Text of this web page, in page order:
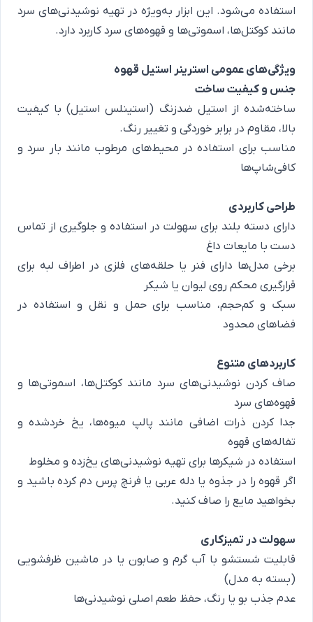
استفاده می‌شود. این ابزار به‌ویژه در تهیه نوشیدنی‌های سرد
مانند کوکتل‌ها، اسموتی‌ها و قهوه‌های سرد کاربرد دارد.
ویژگی‌های عمومی استرینر استیل قهوه
جنس و کیفیت ساخت
ساخته‌شده از استیل ضدزنگ (استینلس استیل) با کیفیت
بالا، مقاوم در برابر خوردگی و تغییر رنگ.
مناسب برای استفاده در محیط‌های مرطوب مانند بار سرد و
کافی‌شاپ‌ها
طراحی کاربردی
دارای دسته بلند برای سهولت در استفاده و جلوگیری از تماس
دست با مایعات داغ
برخی مدل‌ها دارای فنر یا حلقه‌های فلزی در اطراف لبه برای
قرارگیری محکم روی لیوان یا شیکر
سبک و کم‌حجم، مناسب برای حمل و نقل و استفاده در
فضاهای محدود
کاربردهای متنوع
صاف کردن نوشیدنی‌های سرد مانند کوکتل‌ها، اسموتی‌ها و
قهوه‌های سرد
جدا کردن ذرات اضافی مانند پالپ میوه‌ها، یخ خردشده و
تفاله‌های قهوه
استفاده در شیکرها برای تهیه نوشیدنی‌های یخ‌زده و مخلوط
اگر قهوه را در جذوه یا دله عربی یا فرنچ پرس دم کرده باشید و
بخواهید مایع را صاف کنید.
سهولت در تمیزکاری
قابلیت شستشو با آب گرم و صابون یا در ماشین ظرفشویی
(بسته به مدل)
عدم جذب بو یا رنگ، حفظ طعم اصلی نوشیدنی‌ها